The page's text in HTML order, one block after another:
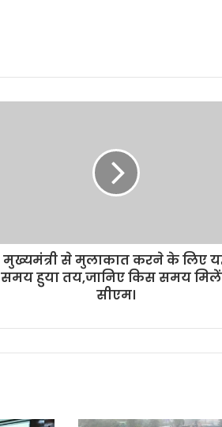
मुख्यमंत्री से मुलाकात करने के लिए
समय हुया तय,जानिए किस समय
सीएम।